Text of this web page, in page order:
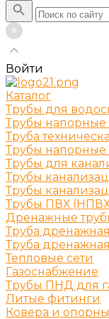
Войти
Каталог
Трубы для
Трубы напорные
Труба
Трубы
Трубы для
Трубы
Трубы
Трубы ПВХ
Дренажные
Труба
Труба
Тепловые сети
Газоснабжение
Трубы ПНД для
Литые фитинги
Ковера и